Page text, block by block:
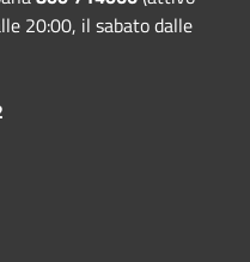
20:00, il sabato dalle